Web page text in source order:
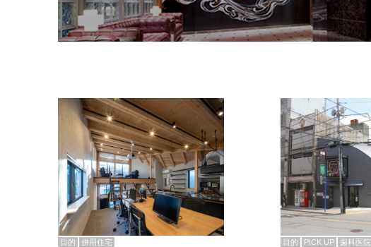
目的 併用住宅 目的 PICK UP 歯科医院